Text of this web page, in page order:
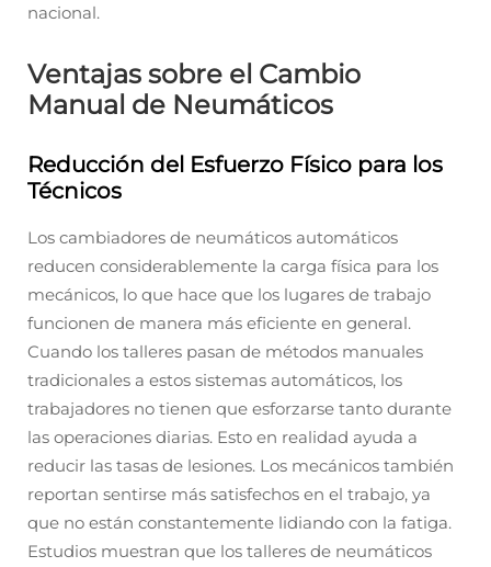
nacional.
Ventajas sobre el Cambio
Manual de Neumáticos
Reducción del Esfuerzo Físico para los
Técnicos
Los cambiadores de neumáticos automáticos
reducen considerablemente la carga física para los
mecánicos, lo que hace que los lugares de trabajo
funcionen de manera más eficiente en general.
Cuando los talleres pasan de métodos manuales
tradicionales a estos sistemas automáticos, los
trabajadores no tienen que esforzarse tanto durante
las operaciones diarias. Esto en realidad ayuda a
reducir las tasas de lesiones. Los mecánicos también
reportan sentirse más satisfechos en el trabajo, ya
que no están constantemente lidiando con la fatiga.
Estudios muestran que los talleres de neumáticos